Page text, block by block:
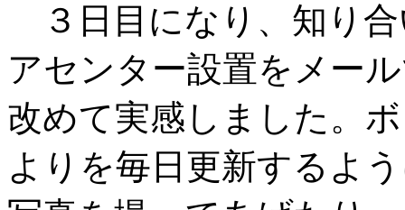
３日目になり、知り
アセンター設置をメー
改めて実感しました。
よりを毎日更新するよ